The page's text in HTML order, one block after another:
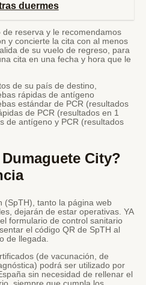
duermes
de reserva y le recomendamos
y concierte la cita con al menos
de su vuelo de regreso, para
cita en una fecha y hora que le
de su país de destino,
rápidas de antígeno
estándar de PCR (resultados
de PCR (resultados en 1
de antígeno y PCR (resultados
City?
(SpTH), tanto la página web
dejarán de estar operativas. YA
formulario de control sanitario
el código QR de SpTH al
de llegada.
(de vacunación, de
podrá ser utilizado por
sin necesidad de rellenar el